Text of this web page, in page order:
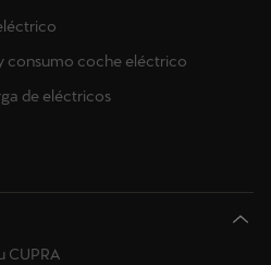
consumo coche eléctrico
de eléctricos
CUPRA